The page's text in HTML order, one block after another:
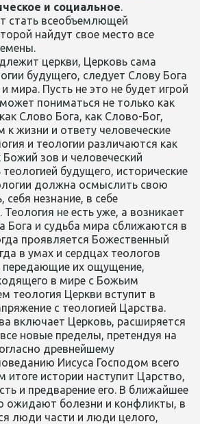
и социальное.
стать всеобъемлющей
найдут свое место все
церкви, Церковь сама
будущего, следует Слову Бога
мира. Пусть не это не будет игрой
пониматься не только как
Слово Бога, как Слово-Бог,
жизни и ответу человеческие
и теологии различаются как
зов и человеческий
будущего, исторические
должна осмыслить свою
незнание, в себе
не есть уже, а возникает
Бога и судьба мира сближаются в
проявляется Божественный
в умах и сердцах теологов
их ощущение,
в мире с Божьим
теология Церкви вступит в
с теологией Царства.
включает Церковь, расширяется
новые пределы, претендуя на
древнейшему
Иисуса Господом всего
итоге истории наступит Царство,
и предварение его. В ближайшее
ожидают болезни и конфликты, в
люди части и люди целого,